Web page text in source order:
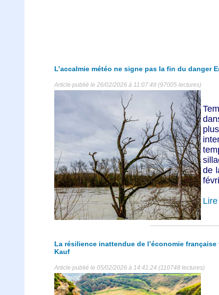
L’accalmie météo ne signe pas la fin du danger
Article publié le 26/02/2026 à 11:07:49 (97005 lectures)
de
La résilience inattendue de l’économie
Kauf
Article publié le 05/02/2026 à 14:41:24 (110748 lectures)